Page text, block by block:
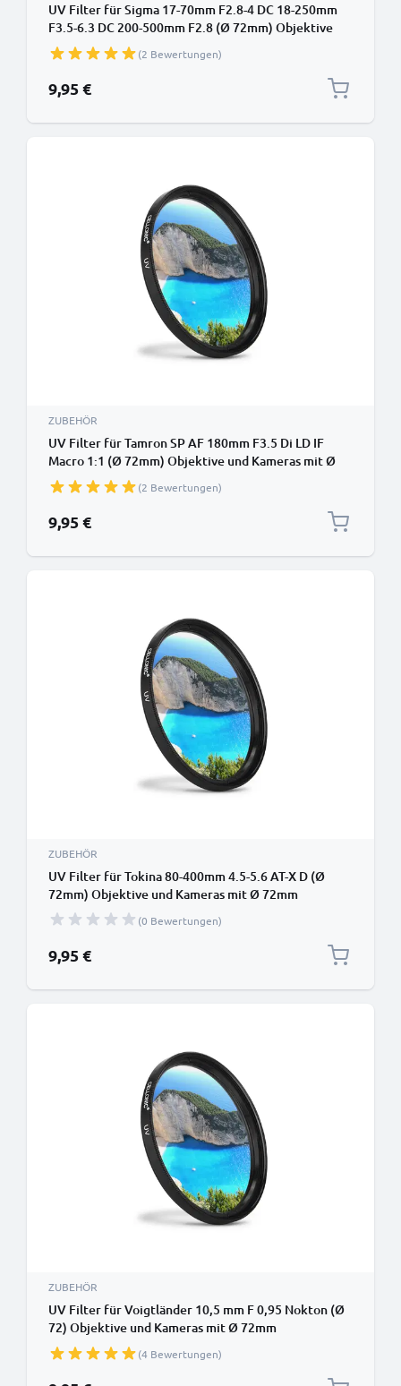
UV Filter für Sigma 17-70mm F2.8-4 DC 18-250mm
F3.5-6.3 DC 200-500mm F2.8 (Ø 72mm) Objektive
und Kameras mit Ø 72mm Filtergewinde -
Schutzfilter / Schutzglas, Sperrfilter, Klarfilter
(2 Bewertungen)
9,95 €
ZUBEHÖR
UV Filter für Tamron SP AF 180mm F3.5 Di LD IF
Macro 1:1 (Ø 72mm) Objektive und Kameras mit Ø
72mm Filtergewinde - Schutzfilter / Schutzglas,
Sperrfilter, Klarfilter
(2 Bewertungen)
9,95 €
ZUBEHÖR
UV Filter für Tokina 80-400mm 4.5-5.6 AT-X D (Ø
72mm) Objektive und Kameras mit Ø 72mm
Filtergewinde - Schutzfilter / Schutzglas, Sperrfilter,
Klarfilter
(0 Bewertungen)
9,95 €
ZUBEHÖR
UV Filter für Voigtländer 10,5 mm F 0,95 Nokton (Ø
72) Objektive und Kameras mit Ø 72mm
Filtergewinde - Schutzfilter / Schutzglas, Sperrfilter,
Klarfilter
(4 Bewertungen)